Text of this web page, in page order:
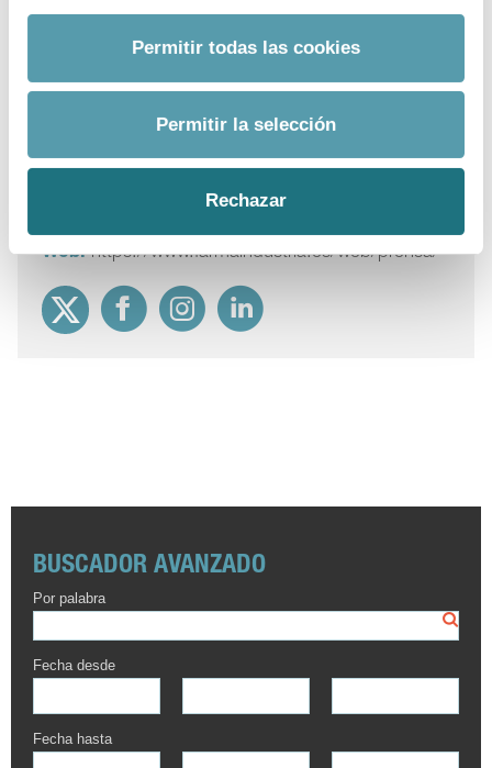
Permitir todas las cookies
Permitir la selección
Rechazar
Para más información
Departamento:Comunicación Farmaindustria
Correo Electrónico:prensa@farmaindustria.es
Web: https://www.farmaindustria.es/web/prensa/
BUSCADOR AVANZADO
Por palabra
Fecha desde
Fecha hasta